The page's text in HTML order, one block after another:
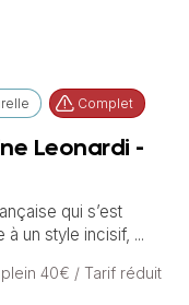
Complet
Leonardi -
qui s’est
un style incisif, ...
40€ / Tarif réduit